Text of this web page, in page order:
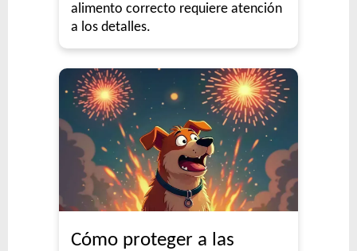
alimento correcto requiere atención
a los detalles.
Cómo proteger a las